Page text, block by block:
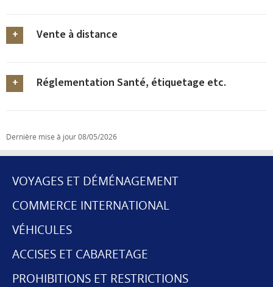
Vente à distance
Réglementation Santé, étiquetage etc.‎
Dernière mise à jour08/05/2026
MENU
DE
NAVIGATION
VOYAGES ET DÉMÉNAGEMENT
COMMERCE INTERNATIONAL
VÉHICULES
ACCISES ET CABARETAGE
PROHIBITIONS ET RESTRICTIONS